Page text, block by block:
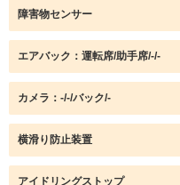
障害物センサー
エアバック：運転席/助手席/-/-
カメラ：-/-/バック/-
横滑り防止装置
アイドリングストップ